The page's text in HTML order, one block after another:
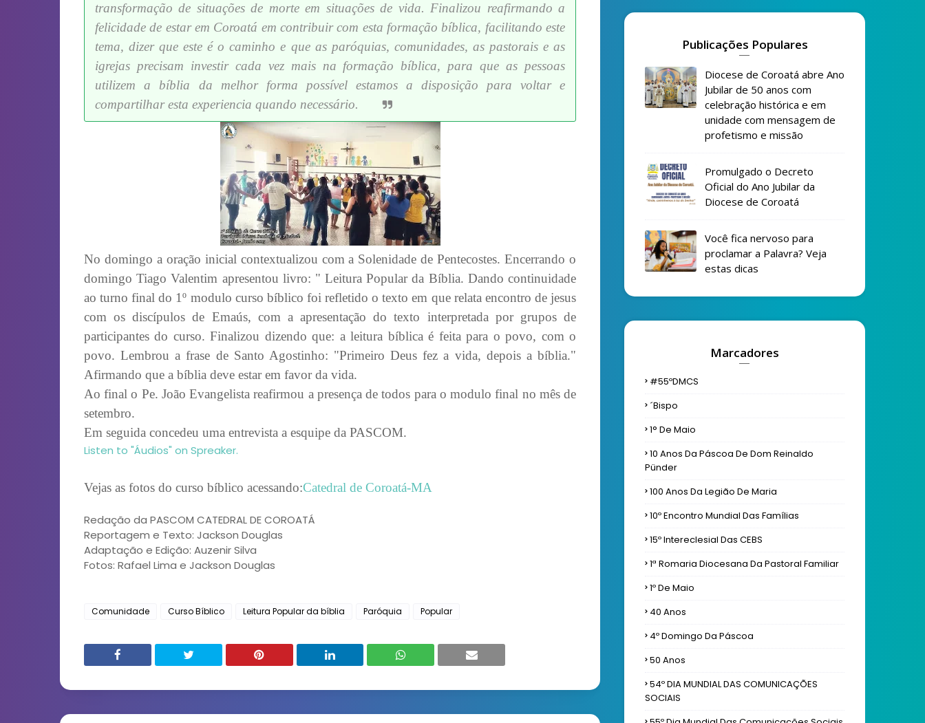
transformação de situações de morte em situações de vida. Finalizou reafirmando a
felicidade de estar em Coroatá em contribuir com esta formação bíblica, facilitando este
tema, dizer que este é o caminho e que as paróquias, comunidades, as pastorais e as
igrejas precisam investir cada vez mais na formação bíblica, para que as pessoas
utilizem a bíblia da melhor forma possível estamos a disposição para voltar e
compartilhar esta experiencia quando necessário.
No domingo a oração inicial contextualizou com a Solenidade de Pentecostes. Encerrando o
domingo Tiago Valentim apresentou livro: " Leitura Popular da Bíblia. Dando continuidade
ao turno final do 1º modulo curso bíblico foi refletido o texto em que relata encontro de jesus
com os discípulos de Emaús, com a apresentação do texto interpretada por grupos de
participantes do curso. Finalizou dizendo que: a leitura bíblica é feita para o povo, com o
povo. Lembrou a frase de Santo Agostinho: "Primeiro Deus fez a vida, depois a bíblia."
Afirmando que a bíblia deve estar em favor da vida.
Ao final o Pe. João Evangelista reafirmou a presença de todos para o modulo final no mês de
setembro.
Em seguida concedeu uma entrevista a esquipe da PASCOM.
Listen to "Áudios" on Spreaker.
Vejas as fotos do curso bíblico acessando:Catedral de Coroatá-MA
Redação da PASCOM CATEDRAL DE COROATÁ
Reportagem e Texto: Jackson Douglas
Adaptação e Edição: Auzenir Silva
Fotos: Rafael Lima e Jackson Douglas
Comunidade Curso Bíblico Leitura Popular da bíblia Paróquia Popular
Publicações Populares
Diocese de Coroatá abre Ano
Jubilar de 50 anos com
celebração histórica e em
unidade com mensagem de
profetismo e missão
Promulgado o Decreto
Oficial do Ano Jubilar da
Diocese de Coroatá
Você fica nervoso para
proclamar a Palavra? Veja
estas dicas
Marcadores
#55ºDMCS
´bispo
1° De Maio
10 Anos Da Páscoa De Dom Reinaldo
Pünder
100 Anos Da Legião De Maria
10º Encontro Mundial Das Famílias
15º Intereclesial Das CEBS
1ª Romaria Diocesana Da Pastoral Familiar
1º De Maio
40 Anos
4º Domingo Da Páscoa
50 Anos
54º DIA MUNDIAL DAS COMUNICAÇÕES
SOCIAIS